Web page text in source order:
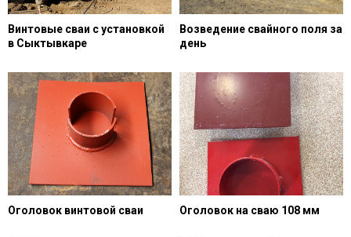
Винтовые сваи с установкой
в Сыктывкаре
Возведение свайного поля за
день
Оголовок винтовой сваи Оголовок на сваю 108 мм